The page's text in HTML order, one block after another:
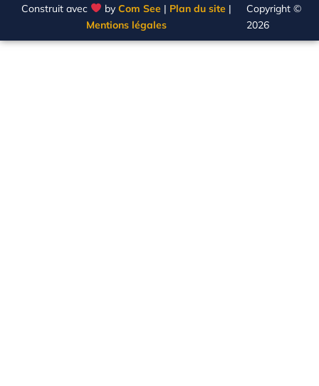
Copyright ©
2026
Construit avec byCom See | Plan du site |
Mentions légales